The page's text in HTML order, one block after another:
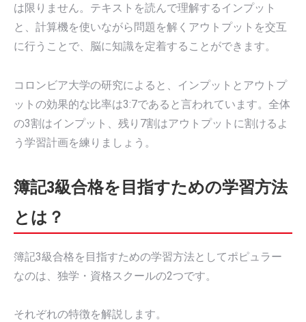
は限りません。テキストを読んで理解するインプット
と、計算機を使いながら問題を解くアウトプットを交互
に行うことで、脳に知識を定着することができます。
コロンビア大学の研究によると、インプットとアウトプ
ットの効果的な比率は3:7であると言われています。全体
の3割はインプット、残り7割はアウトプットに割けるよ
う学習計画を練りましょう。
簿記3級合格を目指すための学習方法
とは？
簿記3級合格を目指すための学習方法としてポピュラー
なのは、独学・資格スクールの2つです。
それぞれの特徴を解説します。